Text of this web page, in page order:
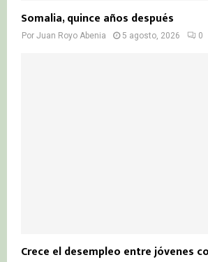
Somalia, quince años después
Por Juan Royo Abenia 5 agosto, 2026 0
Crece el desempleo entre jóvenes